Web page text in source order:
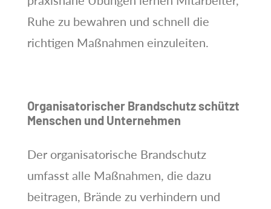
Ruhe zu bewahren und schnell die
richtigen Maßnahmen einzuleiten.
Organisatorischer Brandschutz schützt
Menschen und Unternehmen
Der organisatorische Brandschutz
umfasst alle Maßnahmen, die dazu
beitragen, Brände zu verhindern und